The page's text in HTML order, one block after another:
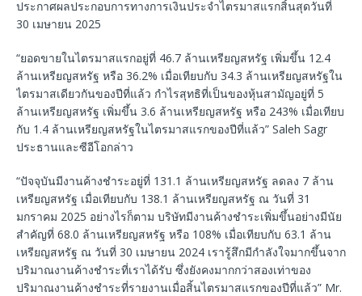
ประกาศผลประกอบการทางการเงินประจำไตรมาสแรกสิ้นสุดวันที่
30 เมษายน 2025
“ยอดขายในไตรมาสแรกอยู่ที่ 46.7 ล้านเหรียญสหรัฐ เพิ่มขึ้น 12.4
ล้านเหรียญสหรัฐ หรือ 36.2% เมื่อเทียบกับ 34.3 ล้านเหรียญสหรัฐใน
ไตรมาสเดียวกันของปีที่แล้ว กำไรสุทธิที่เป็นของหุ้นสามัญอยู่ที่ 5
ล้านเหรียญสหรัฐ เพิ่มขึ้น 3.6 ล้านเหรียญสหรัฐ หรือ 243% เมื่อเทียบ
กับ 1.4 ล้านเหรียญสหรัฐในไตรมาสแรกของปีที่แล้ว” Saleh Sagr
ประธานและซีอีโอกล่าว
“ปัจจุบันมีงานค้างชำระอยู่ที่ 131.1 ล้านเหรียญสหรัฐ ลดลง 7 ล้าน
เหรียญสหรัฐ เมื่อเทียบกับ 138.1 ล้านเหรียญสหรัฐ ณ วันที่ 31
มกราคม 2025 อย่างไรก็ตาม บริษัทมีงานค้างชำระเพิ่มขึ้นอย่างมีนัย
สำคัญที่ 68.0 ล้านเหรียญสหรัฐ หรือ 108% เมื่อเทียบกับ 63.1 ล้าน
เหรียญสหรัฐ ณ วันที่ 30 เมษายน 2024 เรารู้สึกมีกำลังใจมากขึ้นจาก
ปริมาณงานค้างชำระที่เราได้รับ ซึ่งยังคงมากกว่าสองเท่าของ
ปริมาณงานค้างชำระที่รายงานเมื่อสิ้นไตรมาสแรกของปีที่แล้ว” Mr.